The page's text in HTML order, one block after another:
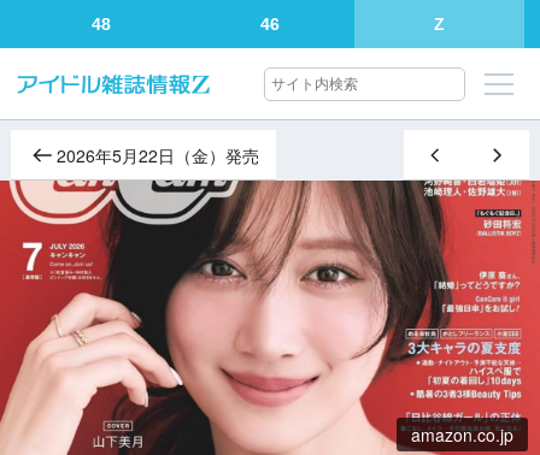
48 46 Z
2026年5月22日（金）発売
amazon.co.jp